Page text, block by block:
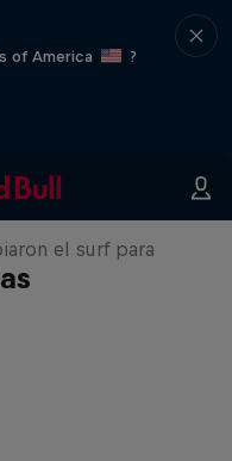
of America
?
el surf para